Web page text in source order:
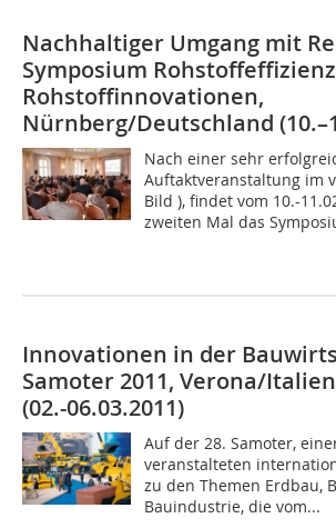
Nachhaltiger Umgang mit
Symposium
Rohstoff­innovationen,
Nürnberg/Deutschland
Nach einer sehr
Auftaktveranstaltung im
Bild ), findet vom 10.-
zweiten Mal das
Innovationen in der
Samoter 2011, Verona/Italien
(02.-06.03.2011)
Auf der 28. Samoter,
veranstalteten
zu den Themen Erdbau,
Bauindustrie, die vom...